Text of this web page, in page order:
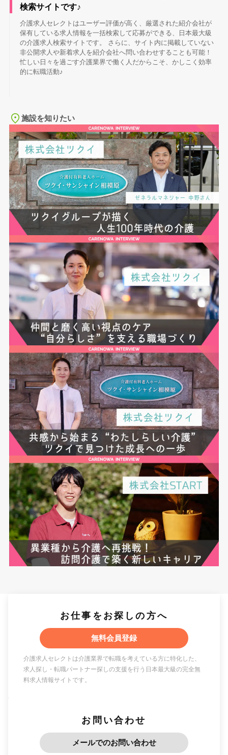
検索サイトです♪
介護求人セレクトはユーザー評価が高く、厳選された紹介会社が
保有している求人情報を一括検索して応募ができる、日本最大級
の介護求人検索サイトです。 さらに、サイト内に掲載していない
非公開求人や新着求人を紹介会社へ問い合わせすることも可能！
忙しい日々を過ごす介護業界で働く人だからこそ、かしこく効率
的に転職活動♪
施設を知りたい
お仕事をお探しの方へ
無料会員登録
介護求人セレクトは介護業界で転職を考えている方に特化した、
求人探し・転職パートナー探しの支援を行う日本最大級の完全無
料求人情報サイトです。
お問い合わせ
メールでのお問い合わせ